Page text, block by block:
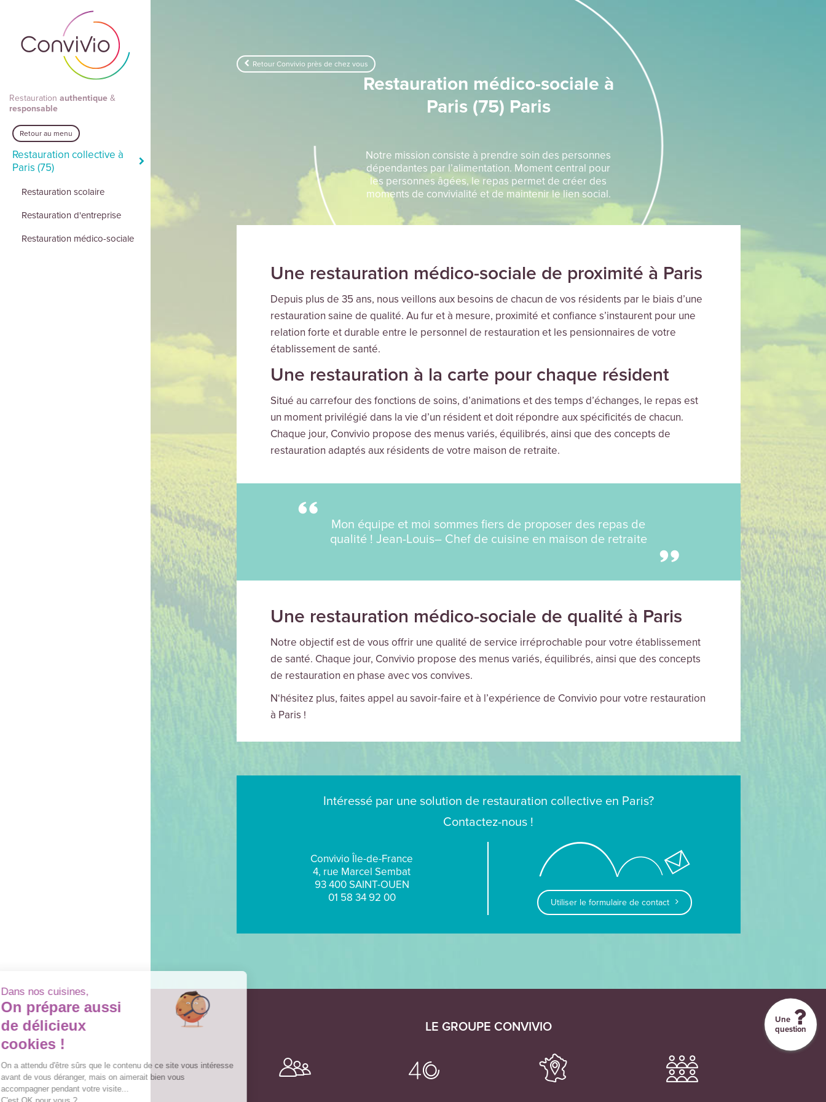
Restauration authentique &
responsable
Retour au menu
Restauration collective à
Paris (75)
Restauration scolaire
Restauration d'entreprise
Restauration médico-sociale
Une
question
Retour Convivio près de chez vous
Restauration médico-sociale à
Paris (75) Paris
Notre mission consiste à prendre soin des personnes
dépendantes par l’alimentation. Moment central pour
les personnes âgées, le repas permet de créer des
moments de convivialité et de maintenir le lien social.
Une restauration médico-sociale de proximité à Paris
Depuis plus de 35 ans, nous veillons aux besoins de chacun de vos résidents par le biais d’une
restauration saine de qualité. Au fur et à mesure, proximité et confiance s’instaurent pour une
relation forte et durable entre le personnel de restauration et les pensionnaires de votre
établissement de santé.
Une restauration à la carte pour chaque résident
Situé au carrefour des fonctions de soins, d’animations et des temps d’échanges, le repas est
un moment privilégié dans la vie d’un résident et doit répondre aux spécificités de chacun.
Chaque jour, Convivio propose des menus variés, équilibrés, ainsi que des concepts de
restauration adaptés aux résidents de votre maison de retraite.
Mon équipe et moi sommes fiers de proposer des repas de
qualité ! Jean-Louis– Chef de cuisine en maison de retraite
Une restauration médico-sociale de qualité à Paris
Notre objectif est de vous offrir une qualité de service irréprochable pour votre établissement
de santé. Chaque jour, Convivio propose des menus variés, équilibrés, ainsi que des concepts
de restauration en phase avec vos convives.
N‘hésitez plus, faites appel au savoir-faire et à l’expérience de Convivio pour votre restauration
à Paris !
Intéressé par une solution de restauration collective en Paris?
Contactez-nous !
Convivio Île-de-France
4, rue Marcel Sembat
93 400 SAINT-OUEN
01 58 34 92 00
Utiliser le formulaire de contact
LE GROUPE CONVIVIO
Dans nos cuisines,
On prépare aussi
de délicieux
cookies !
On a attendu d'être sûrs que le contenu de ce site vous intéresse
avant de vous déranger, mais on aimerait bien vous
accompagner pendant votre visite...
C'est OK pour vous ?